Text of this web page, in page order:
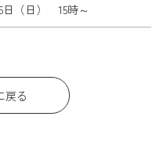
日（日） 15時～
戻る